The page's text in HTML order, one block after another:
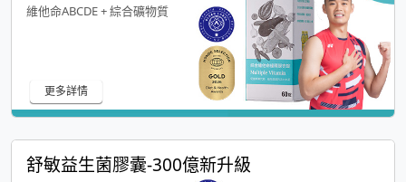
維他命ABCDE + 綜合礦物質
更多詳情
舒敏益生菌膠囊-300億新升級